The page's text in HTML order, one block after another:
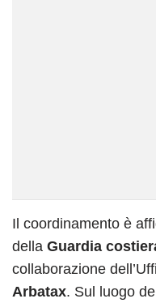
Il coordinamento è
della Guardia
collaborazione
Arbatax. Sul luogo